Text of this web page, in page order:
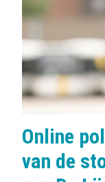
s
:
Online
van de